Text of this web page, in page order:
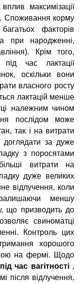
максимізації
Споживання корму
факторів
при народженні,
Крім того,
під час лактації
оскільки вони
власного росту
лактацій менше
належним чином
послідом може
так і на витрати
доглядати за дуже
з поросятами
витрати на
дуже великих
відлучення, коли
меншу
що призводить до
свиноматці
Контроль цих
хорошого
на фермі.
Щодо
час вагітності,
після відлучення,